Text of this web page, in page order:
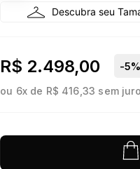
R$ 2.498,00 -5
ou 6x de R$ 416,33 sem